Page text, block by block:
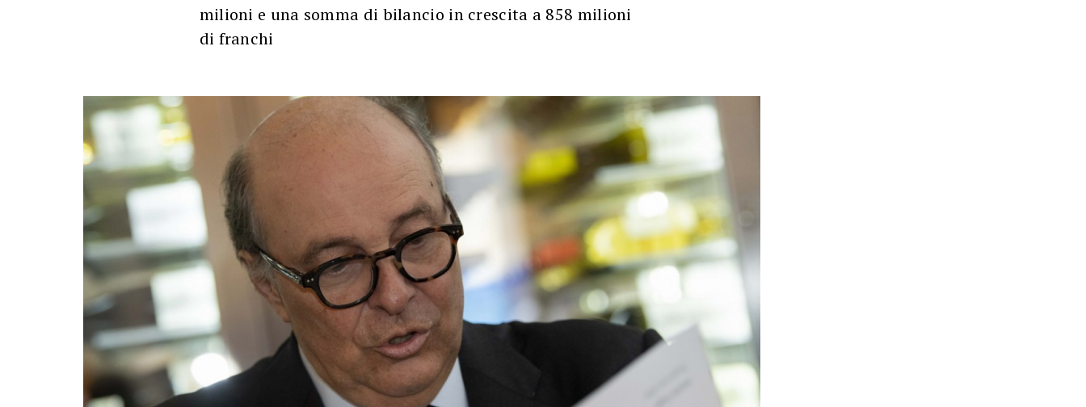
milioni e una somma di bilancio in crescita a 858 milioni
di franchi